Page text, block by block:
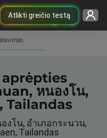
Atlikti greičio testą
aprėpties
หนองโน,
Tailandas
งโน, อำเภอกระนวน,
Tailandas